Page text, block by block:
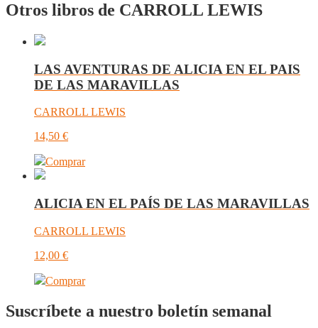
Otros libros de CARROLL LEWIS
LAS AVENTURAS DE ALICIA EN EL PAIS
DE LAS MARAVILLAS
CARROLL LEWIS
14,50 €
Comprar
ALICIA EN EL PAÍS DE LAS MARAVILLAS
CARROLL LEWIS
12,00 €
Comprar
Suscríbete a nuestro boletín semanal